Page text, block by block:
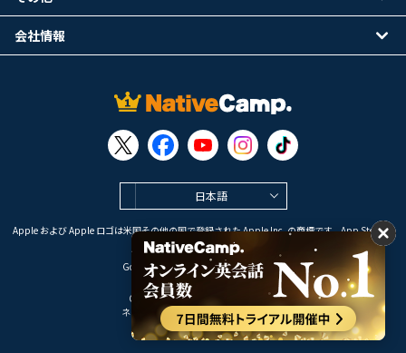
日本語
Apple および Apple ロゴは米国その他の国で登録された Apple Inc. の商標です。App Store は
Apple Inc. のサービスマークです。
Google Play は Google LLC の商標です。
Copyright © 2026 オンライン英会話
ネイティブキャンプ All Rights Reserved.
会社情報